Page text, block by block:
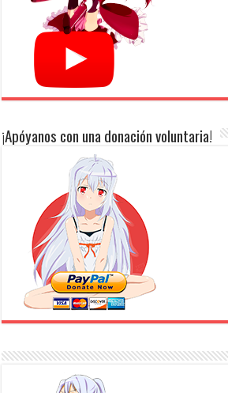
¡Apóyanos con una donación voluntaria!